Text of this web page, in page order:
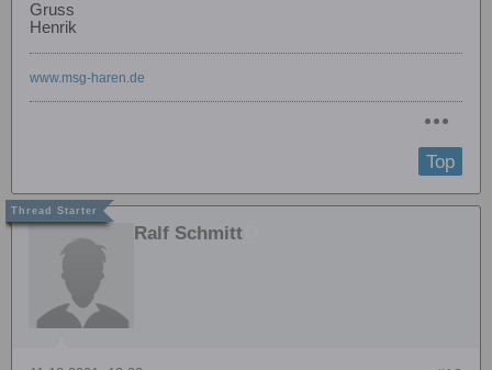
Gruss
Henrik
www.msg-haren.de
Top
Ralf Schmitt